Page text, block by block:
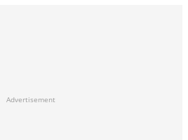
Advertisement